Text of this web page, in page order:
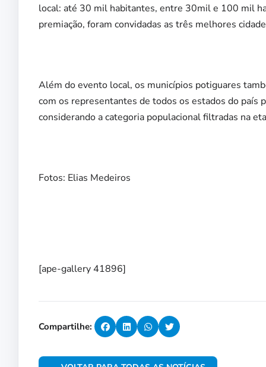
local: até 30 mil habitantes, entre 30mil e 100 mil
premiação, foram convidadas as três melhores
Além do evento local, os municípios potiguares
com os representantes de todos os estados do país
considerando a categoria populacional filtradas na
Fotos: Elias Medeiros
[ape-gallery 41896]
Compartilhe: